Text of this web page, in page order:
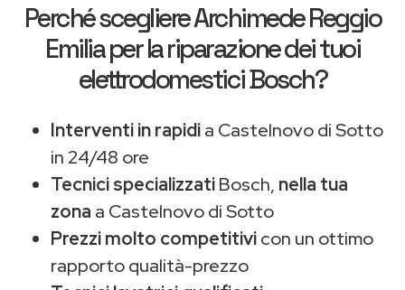
Perché scegliereArchimede Reggio
Emiliaper la riparazione dei tuoi
elettrodomestici Bosch?
Interventi in rapidia Castelnovo di Sotto
in 24/48 ore
Tecnici specializzatiBosch, nella tua
zona a Castelnovo di Sotto
Prezzi molto competitivicon un ottimo
rapporto qualità-prezzo